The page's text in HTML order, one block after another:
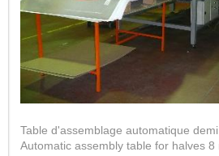
Table d'assemblage automatique
Automatic assembly table for halves 8